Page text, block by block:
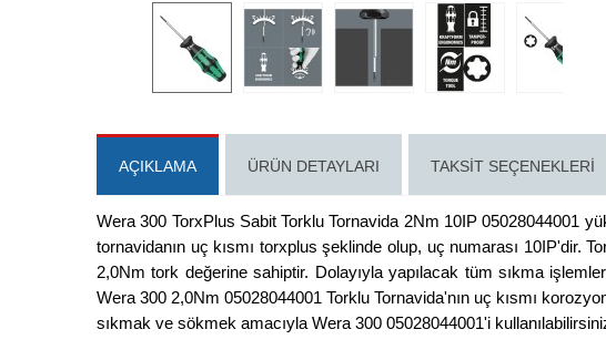
AÇIKLAMA ÜRÜN DETAYLARI TAKSIT SEÇENEKLERI
Wera 300 TorxPlus Sabit Torklu Tornavida 2Nm 10IP 05028044001
tornavidanın uç kısmı torxplus şeklinde olup, uç numarası 10IP'dir.
2,0Nm tork değerine sahiptir. Dolayıyla yapılacak tüm sıkma
Wera 300 2,0Nm 05028044001 Torklu Tornavida'nın uç kısmı
sıkmak ve sökmek amacıyla Wera 300 05028044001'i